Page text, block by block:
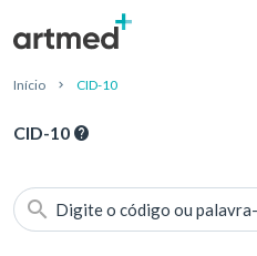
Início CID-10
CID-10
Digite o código ou